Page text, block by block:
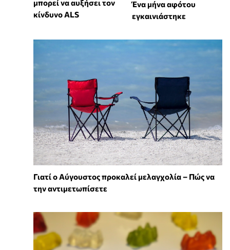
μπορεί να αυξήσει τον
κίνδυνο ALS
Ένα μήνα αφότου
εγκαινιάστηκε
Γιατί ο Αύγουστος προκαλεί μελαγχολία – Πώς να
την αντιμετωπίσετε